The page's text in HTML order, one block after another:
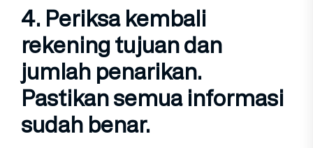
4. Periksa kembali
rekening tujuandan
jumlah penarikan.
Pastikan semua informasi
sudah benar.